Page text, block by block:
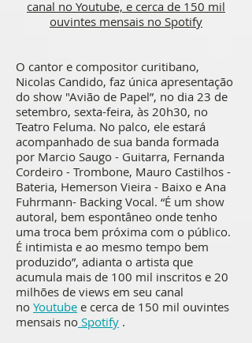
canal no Youtube, e cerca de 150 mil
ouvintes mensais no Spotify
O cantor e compositor curitibano,
Nicolas Candido, faz única apresentação
do show "Avião de Papel”, no dia 23 de
setembro, sexta-feira, às 20h30, no
Teatro Feluma. No palco, ele estará
acompanhado de sua banda formada
por Marcio Saugo - Guitarra, Fernanda
Cordeiro - Trombone, Mauro Castilhos -
Bateria, Hemerson Vieira - Baixo e Ana
Fuhrmann- Backing Vocal. “É um show
autoral, bem espontâneo onde tenho
uma troca bem próxima com o público.
É intimista e ao mesmo tempo bem
produzido”, adianta o artista que
acumula mais de 100 mil inscritos e 20
milhões de views em seu canal
no Youtube e cerca de 150 mil ouvintes
mensais no Spotify .